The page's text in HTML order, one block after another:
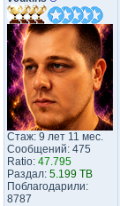
Стаж: 9 лет 11 мес.
Сообщений: 475
Ratio: 47.795
Раздал: 5.199 TB
Поблагодарили:
8787